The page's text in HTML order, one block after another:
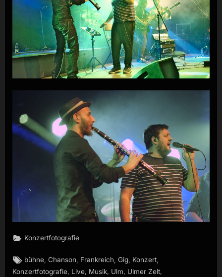
Konzertfotografie
Tags:
bühne ,Chanson Frankreich ,Gig Konzert
Konzertfotografie, Live, Musik, Ulm, Ulmer Zelt,